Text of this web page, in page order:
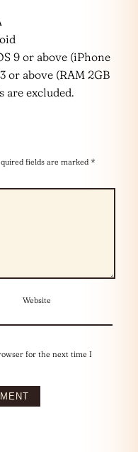
9 or above (iPhone
or above (RAM 2GB
are excluded.
fields are marked *
Website
for the next time I